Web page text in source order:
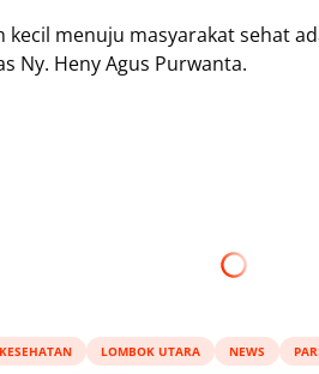
kecil menuju masyarakat sehat
Ny. Heny Agus Purwanta.
KESEHATAN LOMBOK UTARA NEWS